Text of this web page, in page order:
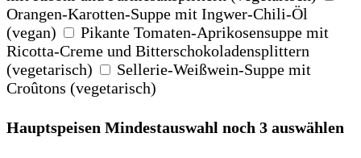
Orangen-Karotten-Suppe mit Ingwer-Chili-Öl
(vegan)
Pikante Tomaten-Aprikosensuppe mit
Ricotta-Creme und Bitterschokoladensplittern
(vegetarisch)
Sellerie-Weißwein-Suppe mit
Croûtons (vegetarisch)
Hauptspeisen Mindestauswahl noch 3 auswählen